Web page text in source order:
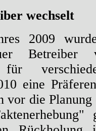
wechselt
2009
für
eine
vor die